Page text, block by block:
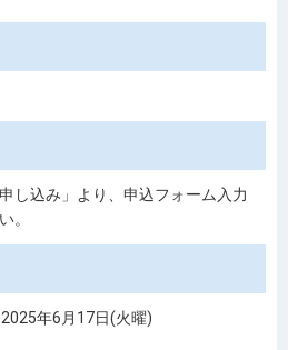
し込み」より、申込フォーム入力
。
年6月17日(火曜)